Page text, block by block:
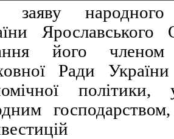
заяву народного
його членом
Ради
політики,
господарством,